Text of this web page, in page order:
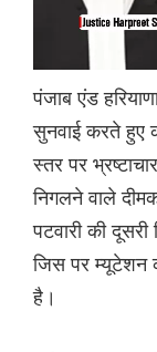
पंजाब एंड
सुनवाई करते हुए
स्तर पर
निगलने वाले
पटवारी की दूसरी
जिस पर म्यूटेशन
है।